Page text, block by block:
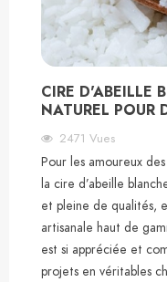
CIRE D'ABEILLE
NATUREL POUR
2471 Vues
Pour les amoureux
la cire d’abeille
et pleine de qualités,
artisanale haut de
est si appréciée et
projets en véritables